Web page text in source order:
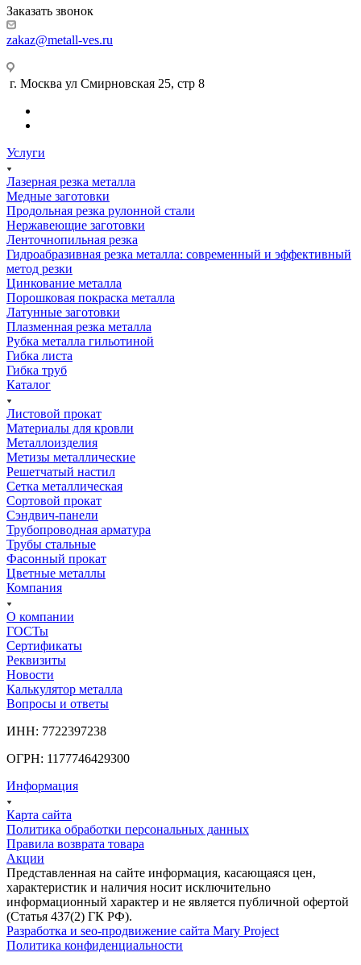
Заказать звонок
zakaz@metall-ves.ru
г. Москва ул Смирновская 25, стр 8
Услуги
Лазерная резка металла
Медные заготовки
Продольная резка рулонной стали
Нержавеющие заготовки
Ленточнопильная резка
Гидроабразивная резка металла: современный и эффективный
метод резки
Цинкование металла
Порошковая покраска металла
Латунные заготовки
Плазменная резка металла
Рубка металла гильотиной
Гибка листа
Гибка труб
Каталог
Листовой прокат
Материалы для кровли
Металлоизделия
Метизы металлические
Решетчатый настил
Сетка металлическая
Сортовой прокат
Сэндвич-панели
Трубопроводная арматура
Трубы стальные
Фасонный прокат
Цветные металлы
Компания
О компании
ГОСТы
Сертификаты
Реквизиты
Новости
Калькулятор металла
Вопросы и ответы
ИНН: 7722397238
ОГРН: 1177746429300
Информация
Карта сайта
Политика обработки персональных данных
Правила возврата товара
Акции
Представленная на сайте информация, касающаяся цен,
характеристик и наличия носит исключительно
информационный характер и не является публичной офертой
(Статья 437(2) ГК РФ).
Разработка и seo-продвижение сайта Mary Project
Политика конфиденциальности